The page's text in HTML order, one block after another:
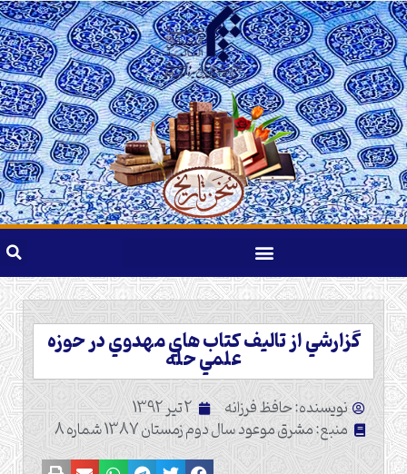
گزارشي از تاليف کتاب هاي مهدوي در حوزه
علمي حله
نویسنده: حافظ فرزانه 2 تیر 1392
منبع: مشرق موعود سال دوم زمستان 1387 شماره 8